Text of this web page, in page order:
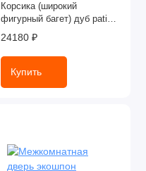
Корсика (широкий
фигурный багет) дуб patina
antico глухая
24180 ₽
Купить